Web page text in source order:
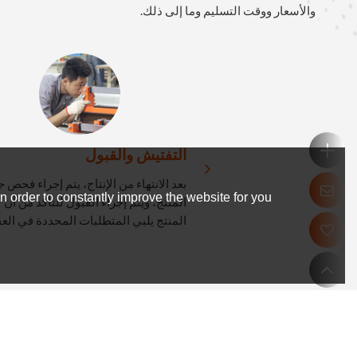
والأسعار ووقت التسليم وما إلى ذلك.
التفتيش والقبول
بعد الانتهاء من الإنتاج، يتم إجراء فحص
المنتج، ويتم إجراء القبول للتأكد من أن
المنتج يلبي المتطلبات المحددة في
to constantly improve the website for you.